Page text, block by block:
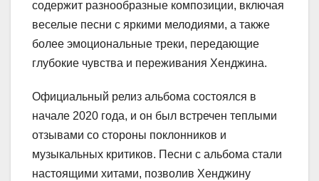
содержит разнообразные композиции, включая
веселые песни с яркими мелодиями, а также
более эмоциональные треки, передающие
глубокие чувства и переживания Хенджина.
Официальный релиз альбома состоялся в
начале 2020 года, и он был встречен теплыми
отзывами со стороны поклонников и
музыкальных критиков. Песни с альбома стали
настоящими хитами, позволив Хенджину